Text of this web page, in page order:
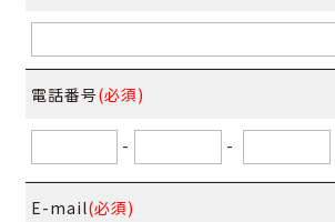
電話番号(必須)
- -
E-mail(必須)